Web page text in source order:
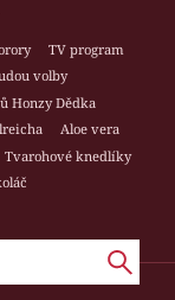
TV program
volby
Honzy Dědka
Aloe vera
Tvarohové knedlíky